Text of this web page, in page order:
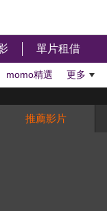
單片租借
momo精選 更多
推薦影片